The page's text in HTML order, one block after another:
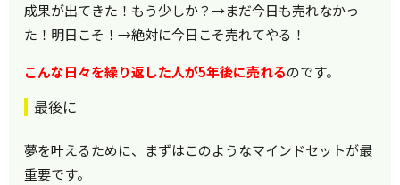
成果が出てきた！もう少しか？→まだ今日も売れなかっ
た！明日こそ！→絶対に今日こそ売れてやる！
こんな日々を繰り返した人が5年後に売れるのです。
最後に
夢を叶えるために、まずはこのようなマインドセットが最
重要です。